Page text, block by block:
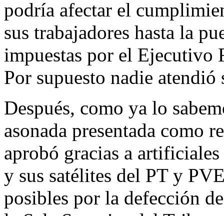
podría afectar el
sus trabajadores hasta la
impuestas por el Ejecutivo
Por supuesto nadie atendió
Después, como ya lo
asonada presentada como
aprobó gracias a
y sus satélites del PT y
posibles por la defección